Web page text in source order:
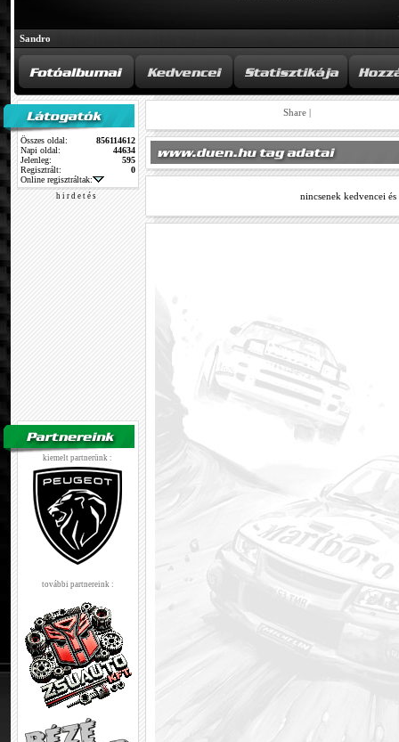
Sandro
Összes oldal:
856114612
Napi oldal:
44634
Jelenleg:
595
Regisztrált:
0
Online regisztráltak:
h i r d e t é s
kiemelt partnerünk :
további partnereink :
Share |
nincsenek kedvencei